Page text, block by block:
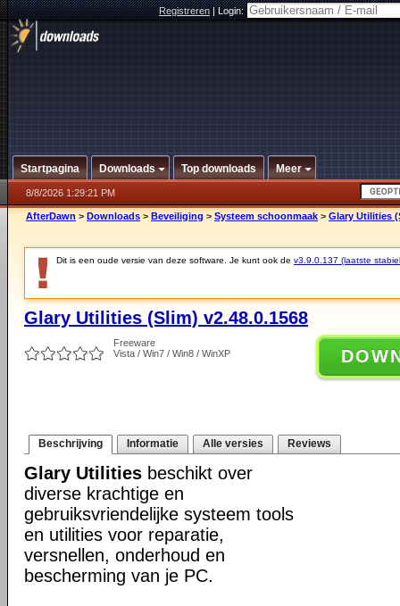
Registreren|Login:
Startpagina Downloads Top downloads Meer
8/8/2026 1:29:21 PM
AfterDawn > Downloads > Beveiliging > Systeem schoonmaak > Glary Utilities
Dit is een oude versie van deze software. Je kunt ook de v3.9.0.137 (laatste
Glary Utilities (Slim) v2.48.0.1568
Freeware
Vista / Win7 / Win8 / WinXP
Beschrijving Informatie Alle versies Reviews
Glary Utilities beschikt over
diverse krachtige en
gebruiksvriendelijke systeem tools
en utilities voor reparatie,
versnellen, onderhoud en
bescherming van je PC.